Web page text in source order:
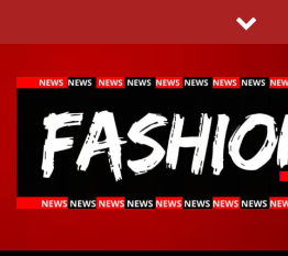
to
content